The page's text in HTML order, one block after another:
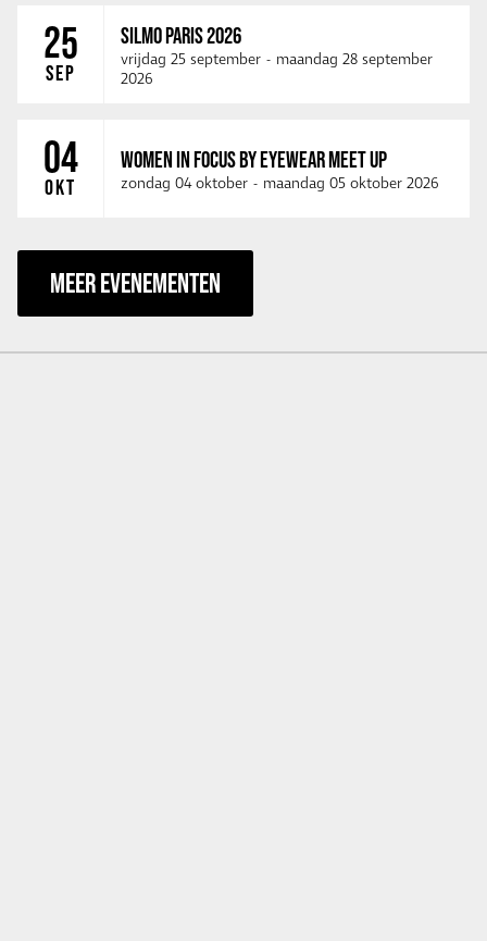
25
SEP
SILMO PARIS 2026
vrijdag 25 september - maandag 28 september
2026
04
OKT
WOMEN IN FOCUS BY EYEWEAR MEET UP
zondag 04 oktober - maandag 05 oktober 2026
MEER EVENEMENTEN